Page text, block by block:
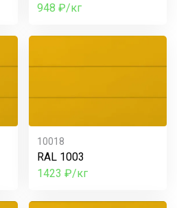
948 ₽/кг
10018
RAL 1003
1423 ₽/кг